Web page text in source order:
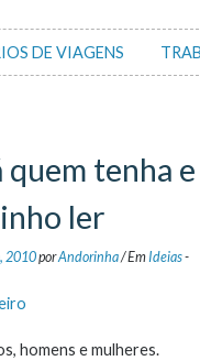
DE VIAGENS
quem tenha
ler
2010porAndorinha/EmIdeias-
homens e mulheres.